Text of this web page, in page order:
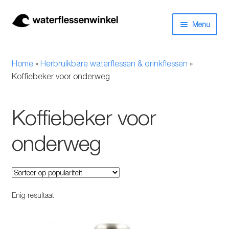
Ga
Ga
Menu
Bidons
Home» Herbruikbare waterflessen & drinkflessen »
Koffiebeker voor onderweg
Koffiebeker voor
onderweg
Enig resultaat